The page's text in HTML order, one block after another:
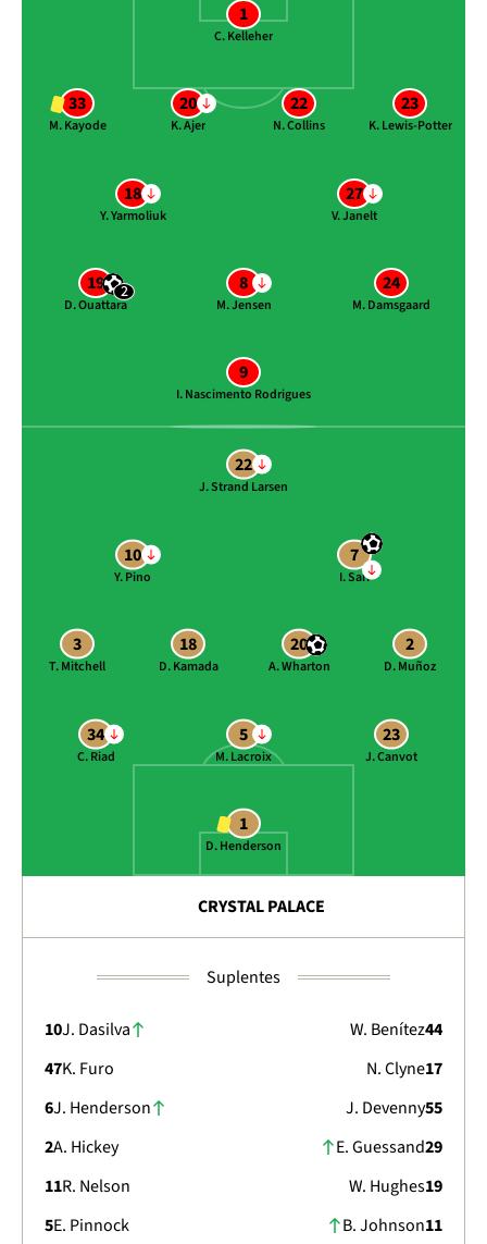
1
C. Kelleher
33
M. Kayode
20
K. Ajer
22
N. Collins
23
K. Lewis-Potter
18
Y. Yarmoliuk
27
V. Janelt
19 2
D. Ouattara
8
M. Jensen
24
M. Damsgaard
9
I. Nascimento Rodrigues
1
D. Henderson
23
J. Canvot
5
M. Lacroix
34
C. Riad
2
D. Muñoz
20
A. Wharton
18
D. Kamada
3
T. Mitchell
7
I. Sarr
10
Y. Pino
22
J. Strand Larsen
CRYSTAL PALACE
Suplentes
10J. Dasilva
47K. Furo
6J. Henderson
2A. Hickey
11R. Nelson
5E. Pinnock
44
W. Benítez
17
N. Clyne
55
J. Devenny
29
E. Guessand
19
W. Hughes
11
B. Johnson